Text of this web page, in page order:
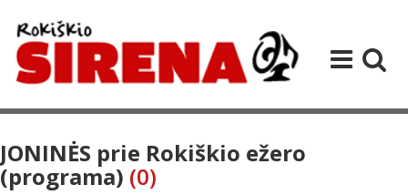
JONINĖS prie Rokiškio ežero
(programa) (0)